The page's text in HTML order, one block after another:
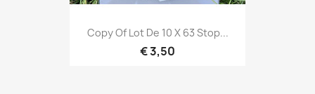
Copy Of Lot De 10 X 63 Stop...
€ 3,50